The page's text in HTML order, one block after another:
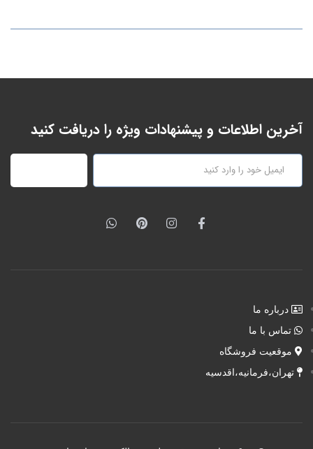
آخرین اطلاعات و پیشنهادات ویژه را دریافت کنید
درباره ما
تماس با ما
موقعیت فروشگاه
تهران،فرمانیه،اقدسیه